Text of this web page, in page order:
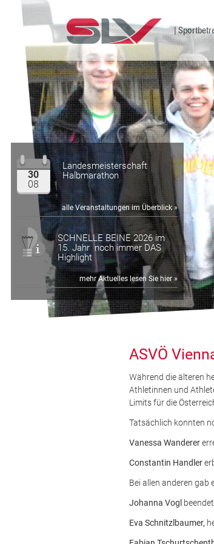
Zum Inhalt
30
08
Landesmeisterschaft
Halbmarathon
alle Veranstaltungen im Überblick »
SCHNELLE BEINE 2026 im
15. Jahr noch immer DAS
Highlight
mehr Aktuelles lesen Sie hier »
ASVÖ
Während die älteren
Athletinnen und
Limits für die
Tatsächlich konnten
Vanessa Wanderer
Constantin Handler
Bei allen anderen gab
Johanna Vogl
Eva Schnitzlbaumer,